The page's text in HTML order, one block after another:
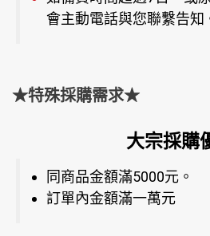
會主動電話與您聯繫告知
★特殊採購需求★
大宗採購
同商品金額滿5000元。
訂單內金額滿一萬元